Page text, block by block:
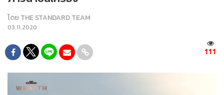
โดย THE STANDARD TEAM
03.11.2020
111